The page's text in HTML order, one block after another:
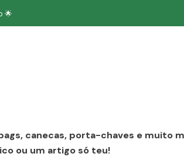
🌟
canecas, porta-chaves e muito
ou um artigo só teu!